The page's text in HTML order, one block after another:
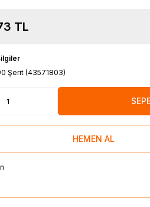
TL
Şerit (43571803)
HEMEN AL